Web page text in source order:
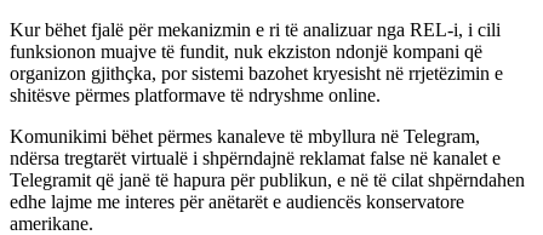
Kur bëhet fjalë për mekanizmin e ri të analizuar nga REL-i, i cili
funksionon muajve të fundit, nuk ekziston ndonjë kompani që
organizon gjithçka, por sistemi bazohet kryesisht në rrjetëzimin e
shitësve përmes platformave të ndryshme online.
Komunikimi bëhet përmes kanaleve të mbyllura në Telegram,
ndërsa tregtarët virtualë i shpërndajnë reklamat false në kanalet e
Telegramit që janë të hapura për publikun, e në të cilat shpërndahen
edhe lajme me interes për anëtarët e audiencës konservatore
amerikane.